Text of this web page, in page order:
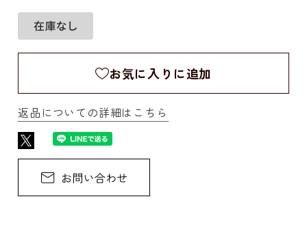
お気に入りに追加
返品についての詳細はこちら